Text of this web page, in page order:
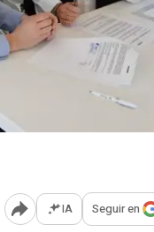
Abrir opciones
IA Seguir en